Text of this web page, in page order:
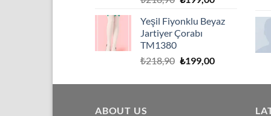
₺218,90.fiyat:
Yeşil Fiyonklu Beyaz
Jartiyer Çorabı
TM1380
₺218,90 Orijinal
₺218,90.
₺199,00Şu
fiyat:
ABOUT US